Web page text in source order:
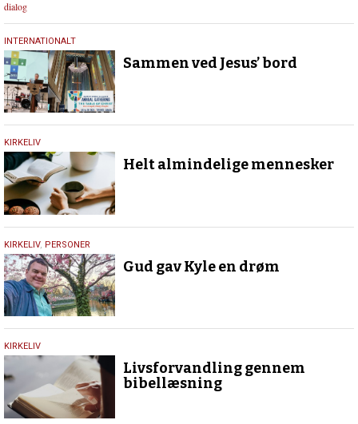
dialog
17.
juli
2026
INTERNATIONALT
Sammen ved Jesus’ bord
9.
juli
2026
KIRKELIV
Helt almindelige mennesker
9.
juli
2026
KIRKELIV, PERSONER
Gud gav Kyle en drøm
9.
juli
2026
KIRKELIV
Livsforvandling gennem
bibellæsning